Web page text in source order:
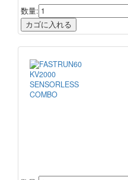
数量: